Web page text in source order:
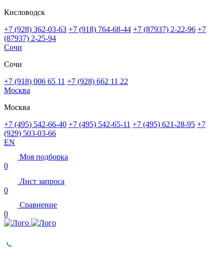
Кисловодск
+7 (928) 362-03-63 +7 (918) 764-68-44 +7 (87937) 2-22-96 +7
(87937) 2-25-94
Сочи
Сочи
+7 (918) 006 65 11 +7 (928) 662 11 22
Москва
Москва
+7 (495) 542-66-40 +7 (495) 542-65-11 +7 (495) 621-28-95 +7
(929) 503-03-66
EN
Моя подборка
0
Лист запроса
0
Сравнение
0